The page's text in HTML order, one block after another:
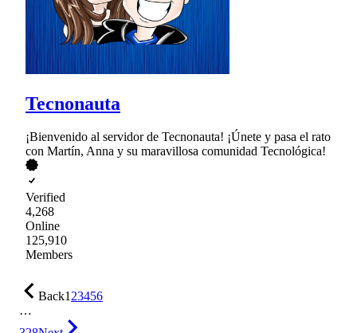
Tecnonauta
¡Bienvenido al servidor de Tecnonauta! ¡Únete y pasa el rato
con Martín, Anna y su maravillosa comunidad Tecnológica!
Verified
4,268
Online
125,910
Members
Back123456
…